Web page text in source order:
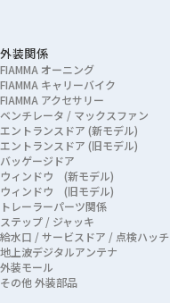
外装関係
FIAMMA オーニング
FIAMMA キャリーバイク
FIAMMA アクセサリー
ベンチレータ / マックスファン
エントランスドア (新モデル)
エントランスドア (旧モデル)
バッゲージドア
ウィンドウ (新モデル)
ウィンドウ (旧モデル)
トレーラーパーツ関係
ステップ / ジャッキ
給水口 / サービスドア / 点検ハッチ
地上波デジタルアンテナ
外装モール
その他 外装部品